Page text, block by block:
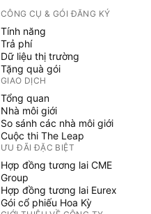
CÔNG CỤ & GÓI ĐĂNG KÝ
Tính năng
Trả phí
Dữ liệu thị trường
Tặng quà gói
GIAO DỊCH
Tổng quan
Nhà môi giới
So sánh các nhà môi giới
Cuộc thi The Leap
ƯU ĐÃI ĐẶC BIỆT
Hợp đồng tương lai CME
Group
Hợp đồng tương lai Eurex
Gói cổ phiếu Hoa Kỳ